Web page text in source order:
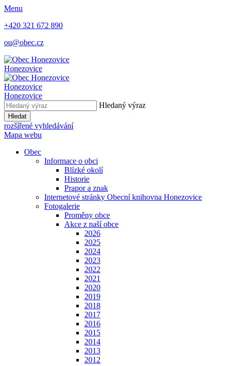
Menu
+420 321 672 890
ou@obec.cz
Honezovice
Honezovice
Honezovice
Hledaný výraz
Hledat
rozšířené vyhledávání
Mapa webu
Obec
Informace o obci
Blízké okolí
Historie
Prapor a znak
Internetové stránky Obecní knihovna Honezovice
Fotogalerie
Proměny obce
Akce z naší obce
2026
2025
2024
2023
2022
2021
2020
2019
2018
2017
2016
2015
2014
2013
2012